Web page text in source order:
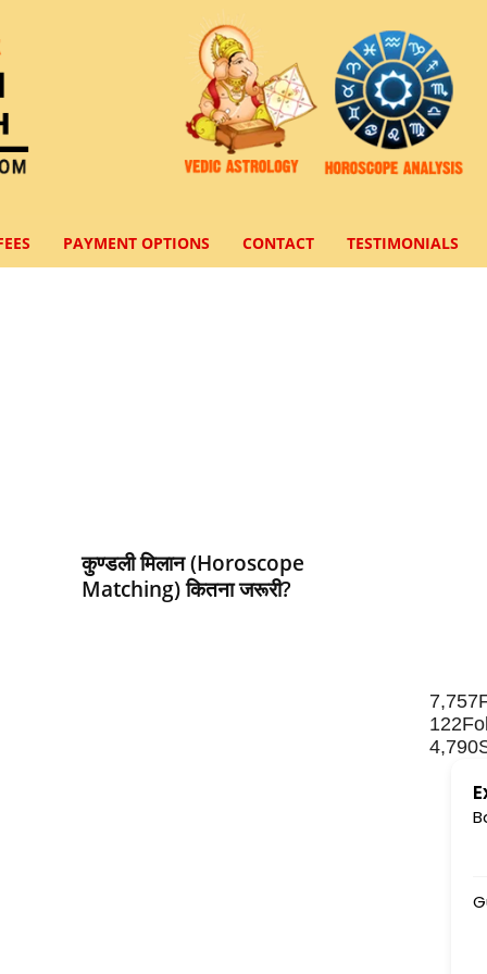
PAYMENT OPTIONS CONTACT TESTIMONIALS
कुण्‍डली मिलान (Horoscope
Matching) कितना जरूरी?
7,757
122
4,790